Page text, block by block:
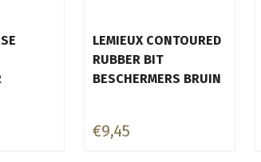
LEMIEUX CONTOURED
RUBBER BIT
BESCHERMERS BRUIN
€9,45